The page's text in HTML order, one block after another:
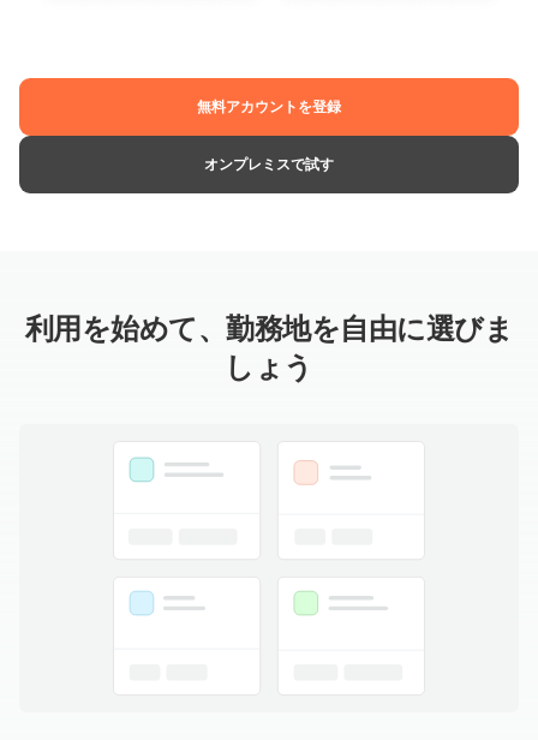
無料アカウントを登録
オンプレミスで試す
利用を始めて、勤務地を自由に選びま
しょう